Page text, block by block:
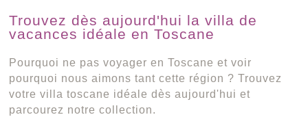
Trouvez dès aujourd'hui la villa de
vacances idéale en Toscane
Pourquoi ne pas voyager en Toscane et voir
pourquoi nous aimons tant cette région ? Trouvez
votre villa toscane idéale dès aujourd'hui et
parcourez notre collection.